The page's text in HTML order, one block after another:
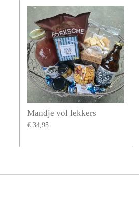
Mandje vol lekkers
€ 34,95